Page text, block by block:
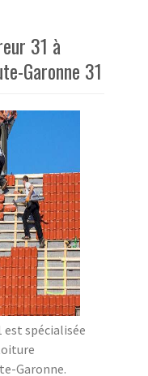
31 à
Garonne 31
est spécialisée
Garonne.